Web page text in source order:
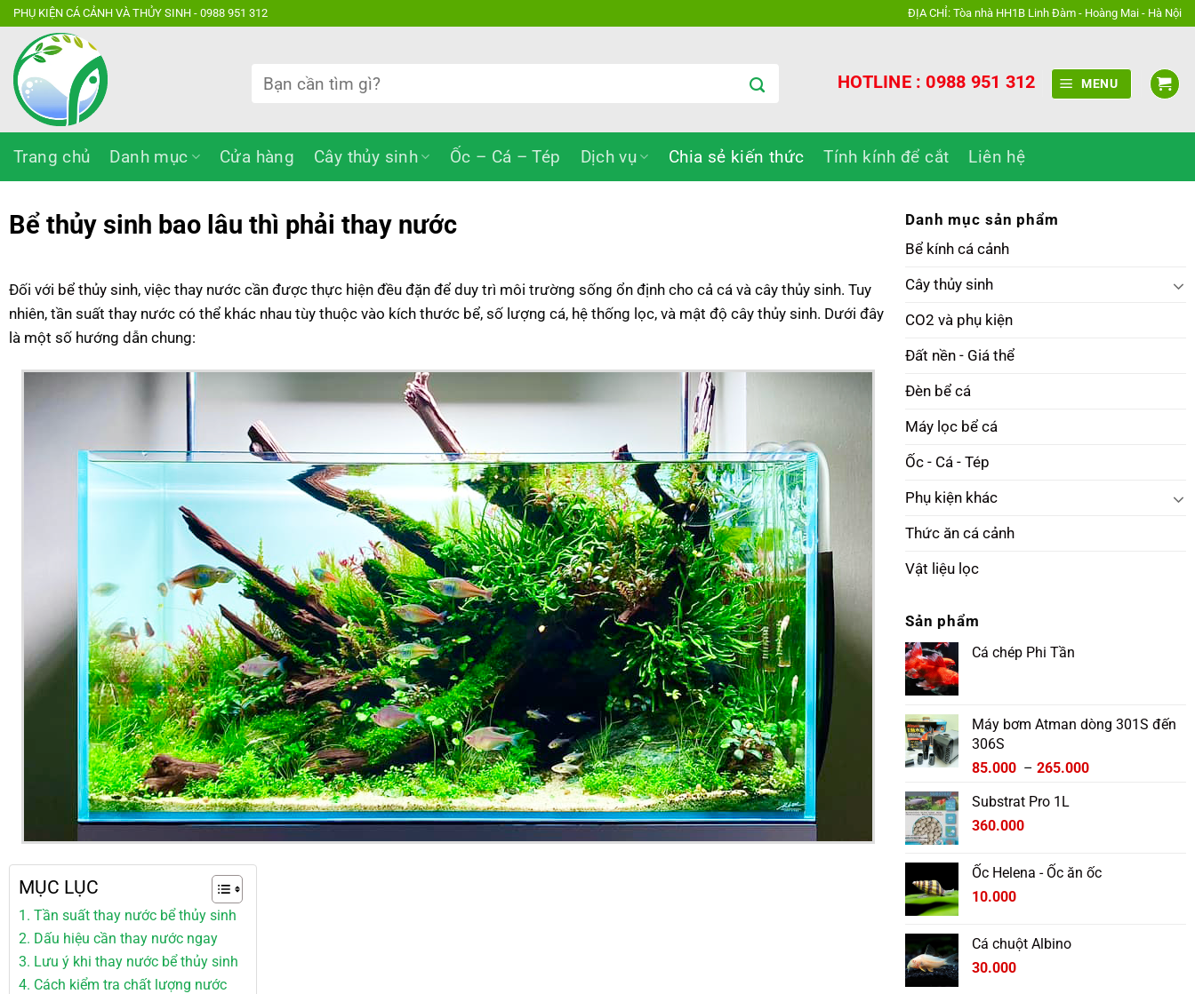
Bỏ
nội
dung
PHỤ KIỆN CÁ CẢNH VÀ THỦY SINH - 0988 951 312 ĐỊA CHỈ: Tòa nhà HH1B Linh Đàm - Hoàng Mai - Hà Nội
kiếm:
HOTLINE : 0988 951 312 MENU
Trang chủ Danh mục Cửa hàng Cây thủy sinh Ốc – Cá – Tép Dịch vụ Chia sẻ kiến thức Tính kính để cắt Liên hệ
Bể thủy sinh bao lâu thì phải thay nước
Đối với bể thủy sinh, việc thay nước cần được thực hiện đều đặn để duy trì môi trường sống ổn định cho cả cá và cây thủy sinh. Tuy
nhiên, tần suất thay nước có thể khác nhau tùy thuộc vào kích thước bể, số lượng cá, hệ thống lọc, và mật độ cây thủy sinh. Dưới đây
là một số hướng dẫn chung:
MỤC LỤC
1. Tần suất thay nước bể thủy sinh
2. Dấu hiệu cần thay nước ngay
3. Lưu ý khi thay nước bể thủy sinh
4. Cách kiểm tra chất lượng nước
Danh mục sản phẩm
Bể kính cá cảnh
Cây thủy sinh
CO2 và phụ kiện
Đất nền - Giá thể
Đèn bể cá
Máy lọc bể cá
Ốc - Cá - Tép
Phụ kiện khác
Thức ăn cá cảnh
Vật liệu lọc
Sản phẩm
Cá chép Phi Tần
Máy bơm Atman dòng 301S đến
306S
85.000 – 265.000
Substrat Pro 1L
360.000
Ốc Helena - Ốc ăn ốc
10.000
Cá chuột Albino
30.000